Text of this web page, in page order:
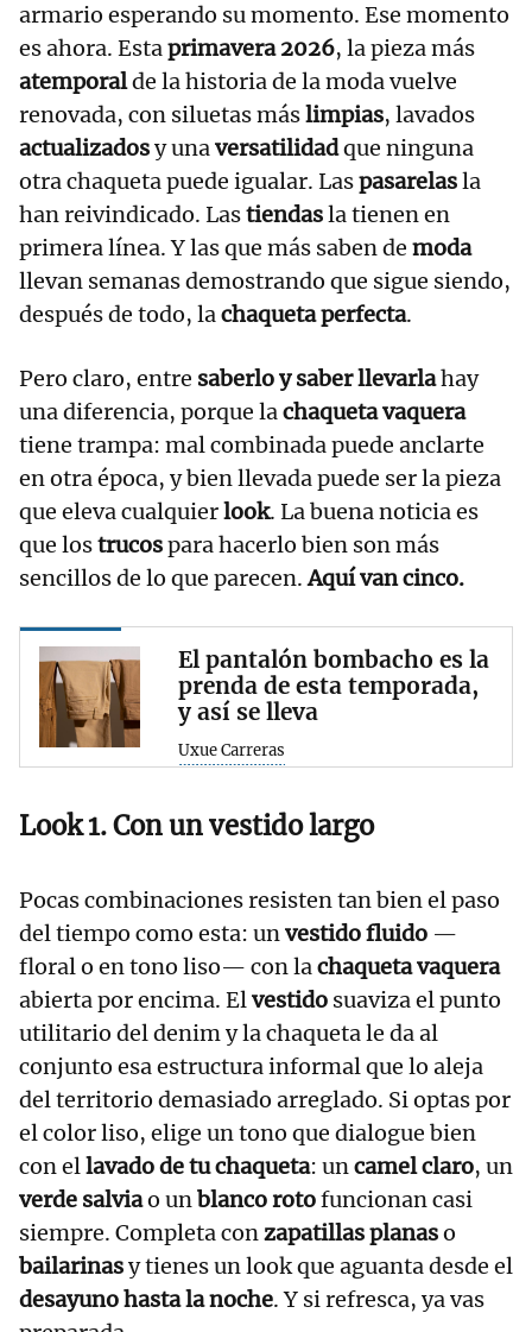
armario esperando su momento. Ese momento
es ahora. Estaprimavera 2026, la pieza más
atemporalde la historia de la moda vuelve
renovada, con siluetas máslimpias, lavados
actualizadosy unaversatilidadque ninguna
otra chaqueta puede igualar. Laspasarelasla
han reivindicado. Lastiendasla tienen en
primera línea. Y las que más saben de moda
llevan semanas demostrando que sigue siendo,
después de todo, lachaqueta perfecta.
Pero claro, entre saberlo y saber llevarlahay
una diferencia, porque lachaqueta vaquera
tiene trampa: mal combinada puede anclarte
en otra época, y bien llevada puede ser la pieza
que eleva cualquierlook. La buena noticia es
que lostrucospara hacerlo bien son más
sencillos de lo que parecen.Aquí van cinco.
El pantalón bombacho es la
prenda de esta temporada,
y así se lleva
Uxue Carreras
Look 1. Con un vestido largo
Pocas combinaciones resisten tan bien el paso
del tiempo como esta: unvestido fluido —
floral o en tono liso— con lachaqueta vaquera
abierta por encima. Elvestido suaviza el punto
utilitario del denim y la chaqueta le da al
conjunto esa estructura informal que lo aleja
del territorio demasiado arreglado. Si optas por
el color liso, elige un tono que dialogue bien
con ellavado de tu chaqueta: uncamel claro, un
verde salviao unblanco rotofuncionan casi
siempre. Completa conzapatillas planaso
bailarinasy tienes un look que aguanta desde el
desayuno hasta la noche. Y si refresca, ya vas